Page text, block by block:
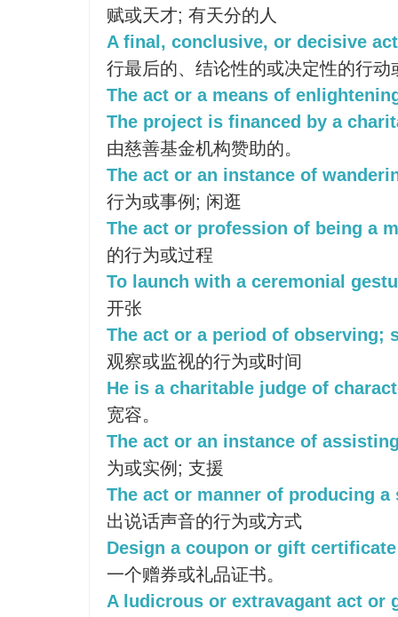
赋或天才; 有天分的人
A final, conclusive, or decisive
行最后的、结论性的或决定性的行动
The act or a means of
The project is financed by a
由慈善基金机构赞助的。
The act or an instance of
行为或事例; 闲逛
The act or profession of being a
的行为或过程
To launch with a ceremonial
开张
The act or a period of observing;
观察或监视的行为或时间
He is a charitable judge of
宽容。
The act or an instance of
为或实例; 支援
The act or manner of producing a
出说话声音的行为或方式
Design a coupon or gift
一个赠券或礼品证书。
A ludicrous or extravagant act or